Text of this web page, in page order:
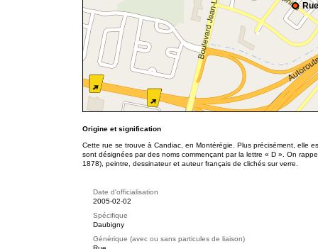
Origine et signification
Cette rue se trouve à Candiac, en Montérégie. Plus précisément, elle
sont désignées par des noms commençant par la lettre « D ». On
1878), peintre, dessinateur et auteur français de clichés sur verre.
Date d'officialisation
2005-02-02
Spécifique
Daubigny
Générique (avec ou sans particules de liaison)